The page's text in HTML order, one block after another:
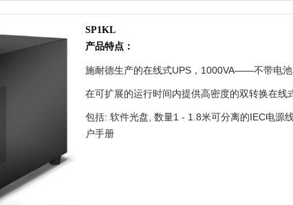
SP1KL
产品特点：
施耐德生产的在线式UPS，1000VA——不带电池
在可扩展的运行时间内提供高密度的双转换在线
包括: 软件光盘, 数量1 - 1.8米可分离的IEC电源
户手册